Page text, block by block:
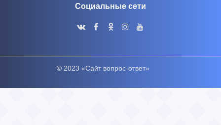
Социальные сети
© 2023 «Сайт вопрос-ответ»